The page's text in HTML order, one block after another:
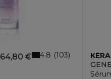
64,80 € 4.8 103